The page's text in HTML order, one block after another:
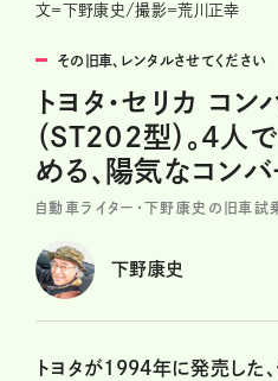
文＝下野康史/撮影＝荒川正幸
その旧車、レンタルさせてください
トヨタ・セリカ コ
（ST202型）。4人
める、陽気なコン
自動車ライター・下野康史の旧車試
下野康史
トヨタが1994年に発売した